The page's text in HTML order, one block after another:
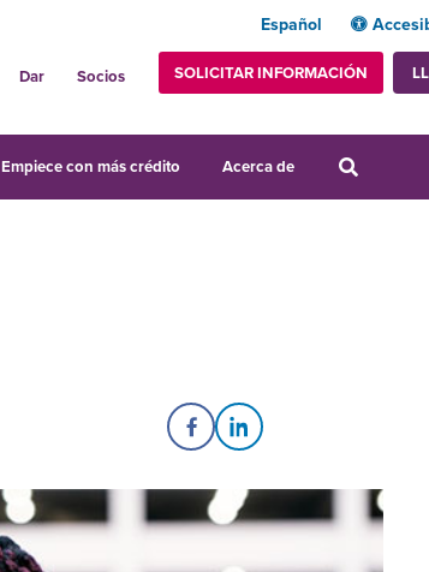
Español
Dar Socios SOLICITAR INFORMACIÓN
Empiece con más crédito Acerca de
Share on Facebook
Share on LinkedIn